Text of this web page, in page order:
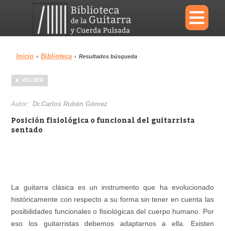
×
Menu
Biblioteca
Inicio › Biblioteca › Resultados búsqueda
VOLVER
Autor:Dr.Carlos Rubén Gómez
Posición fisiológica o funcional del guitarrista
sentado
La guitarra clásica es un instrumento que ha evolucionado
históricamente con respecto a su forma sin tener en cuenta las
posibilidades funcionales o fisiológicas del cuerpo humano. Por
eso los guitarristas debemos adaptarnos a ella. Existen